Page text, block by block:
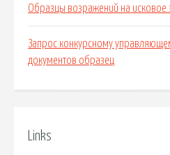
Образцы возражений на исковое
Запрос конкурсному
документов образец
Links